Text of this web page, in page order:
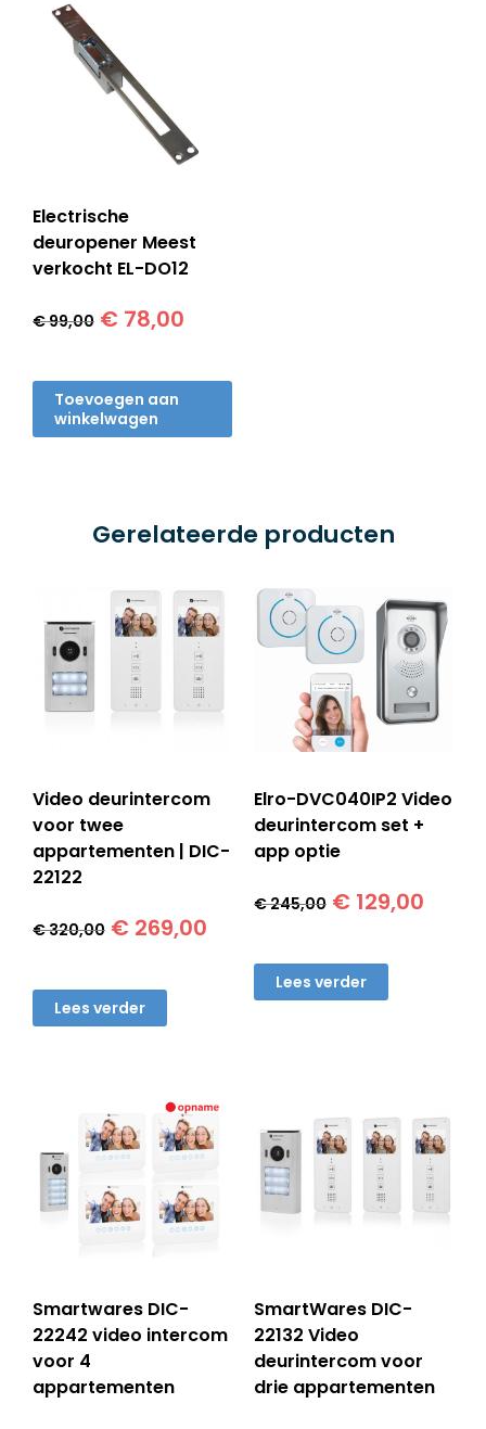
Electrische
deuropener Meest
verkocht EL-DO12
€99,00 Oorspronkelijke
€ 99,00.
€ 78,00
Toevoegen aan
winkelwagen
Gerelateerde producten
Video deurintercom
voor twee
appartementen | DIC-
22122
€320,00 Oorspronkelijke
€ 320,00.
€ 269,00
€ 269,00.
Lees verder
Elro-DVC040IP2 Video
deurintercom set +
app optie
€245,00
€ 245,00.
€ 129,00
Lees verder
Smartwares DIC-
22242 video intercom
voor 4
appartementen
SmartWares DIC-
22132 Video
deurintercom voor
drie appartementen